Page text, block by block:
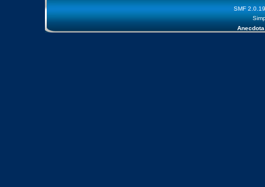
SMF 2.0.19
Anecdota